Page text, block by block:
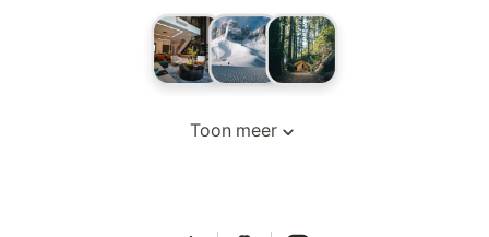
Toon meer